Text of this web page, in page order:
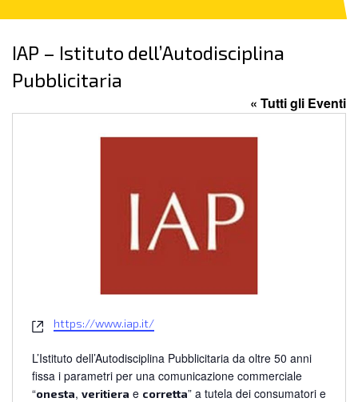
IAP – Istituto dell’Autodisciplina
Pubblicitaria
« Tutti gli Eventi
Website
https://www.iap.it/
L’Istituto dell’Autodisciplina Pubblicitaria da oltre 50 anni
fissa i parametri per una comunicazione commerciale
“onesta, veritiera e corretta” a tutela dei consumatori e